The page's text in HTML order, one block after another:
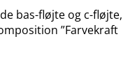
bas-fløjte og c-fløjte,
”Farvekraft